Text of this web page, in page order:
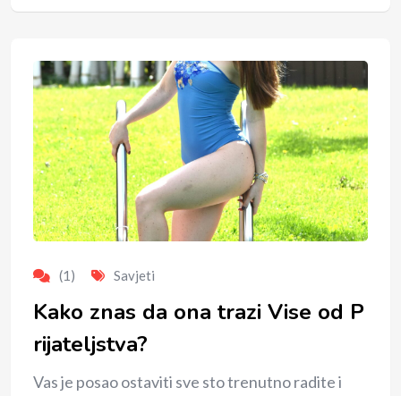
(1) Savjeti
Kako znas da ona trazi Vise od P
rijateljstva?
Vas je posao ostaviti sve sto trenutno radite i